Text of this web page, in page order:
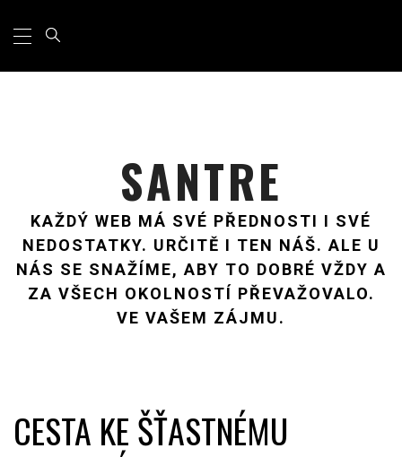
Menu
SANTRE
KAŽDÝ WEB MÁ SVÉ PŘEDNOSTI I SVÉ
NEDOSTATKY. URČITĚ I TEN NÁŠ. ALE U
NÁS SE SNAŽÍME, ABY TO DOBRÉ VŽDY A
ZA VŠECH OKOLNOSTÍ PŘEVAŽOVALO.
VE VAŠEM ZÁJMU.
CESTA KE ŠŤASTNÉMU